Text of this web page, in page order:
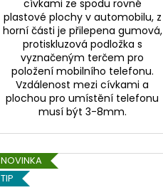
cívkami ze spodu rovné
plastové plochy v automobilu, z
horní části je přilepena gumová,
protiskluzová podložka s
vyznačeným terčem pro
položení mobilního telefonu.
Vzdálenost mezi cívkami a
plochou pro umístění telefonu
musí být 3-8mm.
NOVINKA
TIP